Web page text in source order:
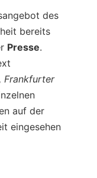
des
bereits
Presse.
Frankfurter
auf der
eingesehen